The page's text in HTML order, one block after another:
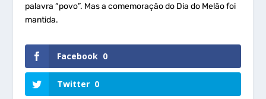
palavra “povo”. Mas a comemoração do Dia do Melão foi
mantida.
Facebook 0
Twitter 0